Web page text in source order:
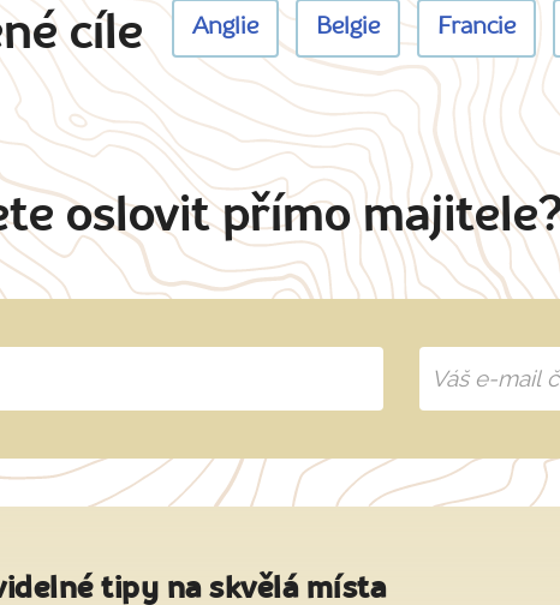
cíle Anglie Belgie Francie
oslovit přímo
tipy na skvělá místa